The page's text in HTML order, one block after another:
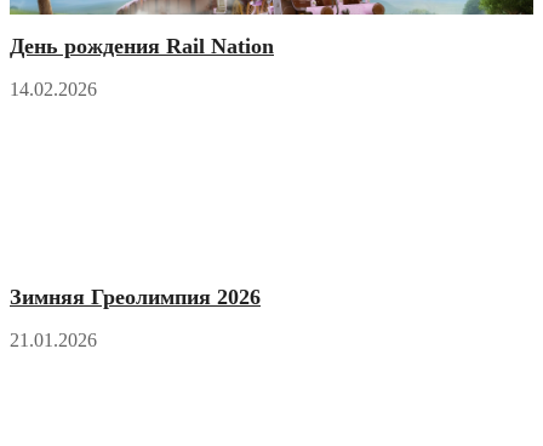
День рождения Rail Nation
14.02.2026
Зимняя Греолимпия 2026
21.01.2026